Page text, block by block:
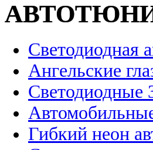
Светодиодная
Ангельские
Светодиодные
Гибкий неон